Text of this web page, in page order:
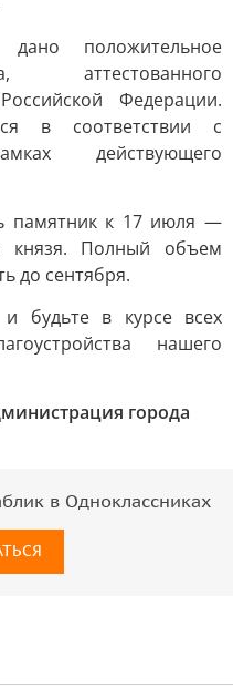
положительное
аттестованного
Федерации.
в соответствии с
действующего
памятник к 17 июля —
князя. Полный объем
до сентября.
будьте в курсе всех
нашего
города
в Одноклассниках